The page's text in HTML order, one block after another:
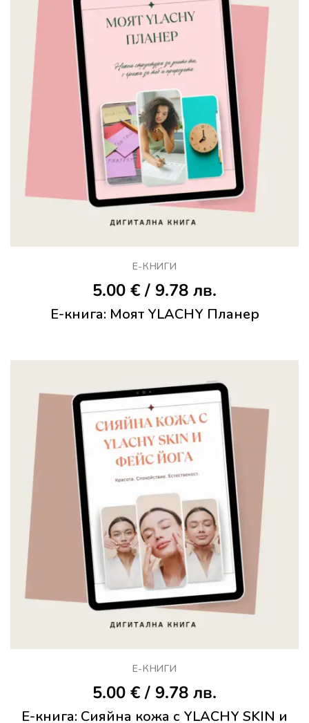
Е-КНИГИ
5.00 €/ 9.78 лв.
Е-книга: Моят YLACHY Планер
Е-КНИГИ
5.00 €/ 9.78 лв.
Е-книга: Сияйна кожа с YLACHY SKIN и